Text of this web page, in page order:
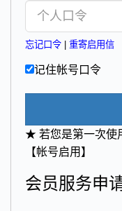
忘记口令 重寄启用信
记住帐号口令
★ 若您是第一次使
【帐号启用】
会员服务申